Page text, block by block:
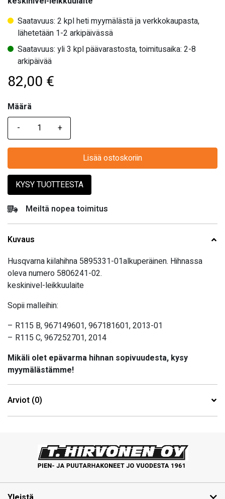
Saatavuus: 2 kpl heti myymälästä ja verkkokaupasta,
lähetetään 1-2 arkipäivässä
Saatavuus: yli 3 kpl päävarastosta, toimitusaika: 2-8
arkipäivää
82,00 €
Määrä
Määrä
Lisää ostoskoriin
KYSY TUOTTEESTA
Meiltä nopea toimitus
Kuvaus
Husqvarna kiilahihna 5895331-01alkuperäinen. Hihnassa
oleva numero 5806241-02.
keskinivel-leikkuulaite
Sopii malleihin:
– R115 B, 967149601, 967181601, 2013-01
– R115 C, 967252701, 2014
Mikäli olet epävarma hihnan sopivuudesta, kysy
myymälästämme!
Arviot (0)